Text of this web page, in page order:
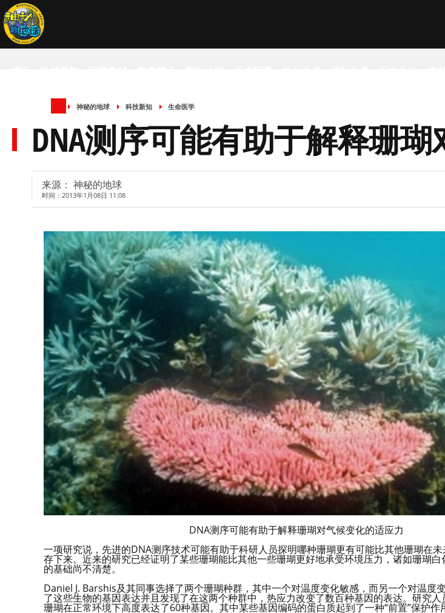
首页 科技新知 宇宙奥秘 航空航天 国家地理 历史军事 动物世界 植物世界 远古生物 未
神秘的地球 科技新知 生命医学
DNA测序可能有助于解释珊
来源： 神秘的地球
时间：2013年1月08日 11:08
DNA测序可能有助于解释珊瑚对气候变化的适应力
一项研究说，先进的DNA测序技术可能有助于科研人员探明哪种珊瑚更有可能比其他珊瑚在
存下来。近来的研究已经证明了某些珊瑚能比其他一些珊瑚更好地承受环境压力，诸如珊瑚
的基础尚不清楚。
Daniel J. Barshis及其同事选择了两个珊瑚种群，其中一个对温度变化敏感，而另一个对温度
了这些生物的基因表达并且发现了在这两个种群中，热应力改变了数百种基因的表达。研究
珊瑚在正常环境下高度表达了60种基因。其中某些基因编码的蛋白质起到了一种“前置”保护